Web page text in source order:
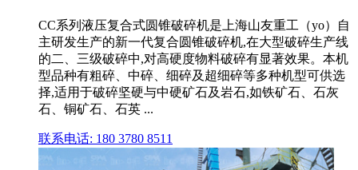
CC系列液压复合式圆锥破碎机是上海山友重工（yo）自
主研发生产的新一代复合圆锥破碎机,在大型破碎生产线
的二、三级破碎中,对高硬度物料破碎有显著效果。本机
型品种有粗碎、中碎、细碎及超细碎等多种机型可供选
择,适用于破碎坚硬与中硬矿石及岩石,如铁矿石、石灰
石、铜矿石、石英 ...
联系电话: 180 3780 8511